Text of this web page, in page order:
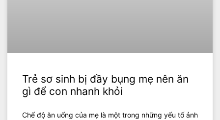
Trẻ sơ sinh bị đầy bụng mẹ nên ăn
gì để con nhanh khỏi
Chế độ ăn uống của mẹ là một trong những yếu tố ảnh